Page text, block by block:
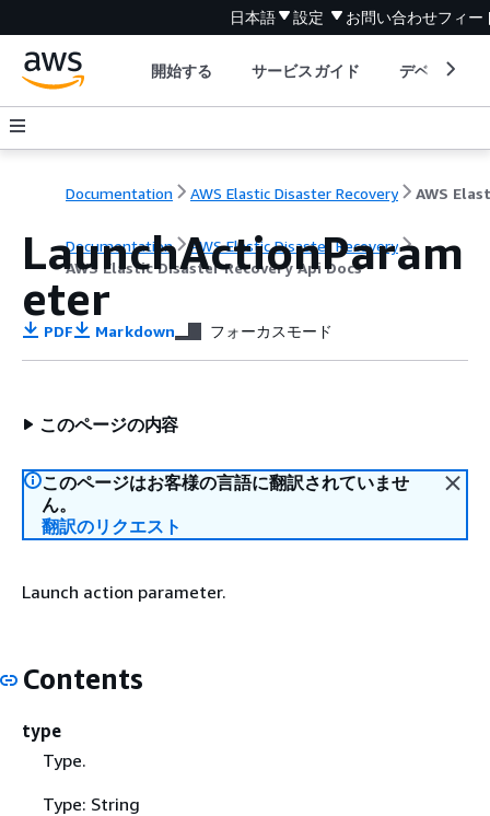
日本語 設定 お問い合わせフィー
開始する サービスガイド デベロッパ
Documentation AWS Elastic Disaster Recovery
Documentation
AWS Elastic Disaster Recovery
AWS Elastic Disaster Recovery Api Docs
LaunchActionParam
eter
PDF Markdown フォーカスモード
このページの内容
このページはお客様の言語に翻訳されていませ
ん。
翻訳のリクエスト
Launch action parameter.
Contents
type
Type.
Type: String